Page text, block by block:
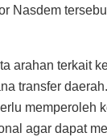
Nasdem
arahan terkait
transfer
memperoleh
agar dapat